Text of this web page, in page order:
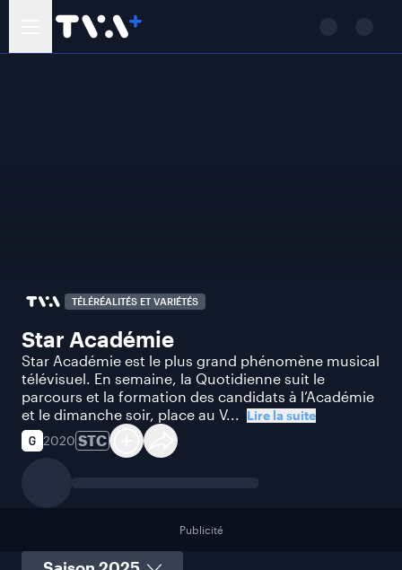
TÉLÉRÉALITÉS ET VARIÉTÉS
Star Académie
Star Académie est le plus grand phénomène musical
télévisuel. En semaine, la Quotidienne suit le
parcours et la formation des candidats à l’Académie
et le dimanche soir, place au V... Lire la suite
2020 STC
Publicité
Sélectionner une saison